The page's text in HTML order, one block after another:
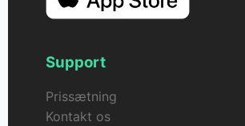
Support
Prissætning
Kontakt os